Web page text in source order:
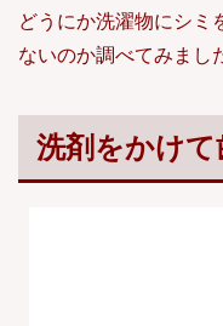
どうにか洗濯物にシミ
ないのか調べてみまし
洗剤をかけ